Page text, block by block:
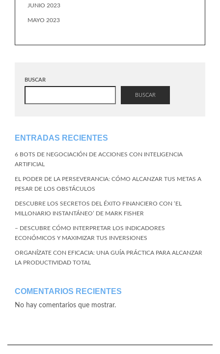
JUNIO 2023
MAYO 2023
BUSCAR
BUSCAR
ENTRADAS RECIENTES
6 BOTS DE NEGOCIACIÓN DE ACCIONES CON INTELIGENCIA
ARTIFICIAL
EL PODER DE LA PERSEVERANCIA: CÓMO ALCANZAR TUS METAS A
PESAR DE LOS OBSTÁCULOS
DESCUBRE LOS SECRETOS DEL ÉXITO FINANCIERO CON ‘EL
MILLONARIO INSTANTÁNEO’ DE MARK FISHER
– DESCUBRE CÓMO INTERPRETAR LOS INDICADORES
ECONÓMICOS Y MAXIMIZAR TUS INVERSIONES
ORGANÍZATE CON EFICACIA: UNA GUÍA PRÁCTICA PARA ALCANZAR
LA PRODUCTIVIDAD TOTAL
COMENTARIOS RECIENTES
No hay comentarios que mostrar.